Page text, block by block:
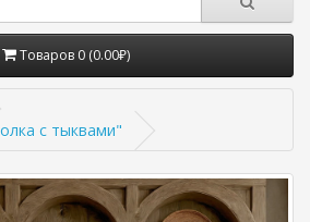
Товаров 0 (0.00₽)
с тыквами"